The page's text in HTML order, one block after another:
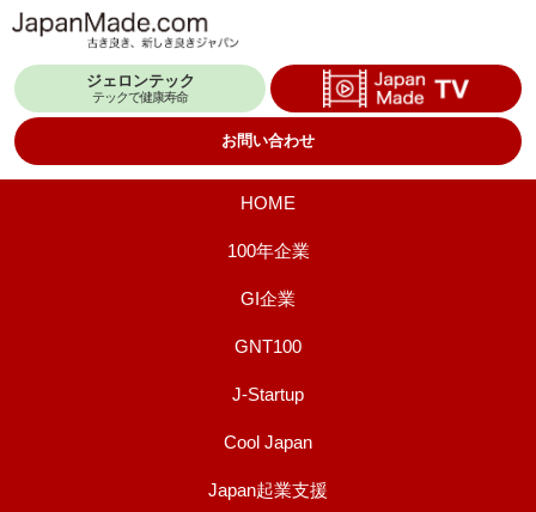
テ
ジェロンテック
テックで健康寿命
お問い合わせ
HOME
100年企業
GI企業
GNT100
J-Startup
Cool Japan
Japan起業支援